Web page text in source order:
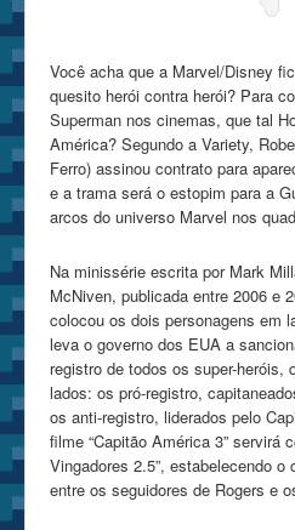
Você acha que a Marvel/Disney
quesito herói contra herói? Para
Superman nos cinemas, que tal
América? Segundo a Variety,
Ferro) assinou contrato para
e a trama será o estopim para a
arcos do universo Marvel nos
Na minissérie escrita por Mark
McNiven, publicada entre 2006 e
colocou os dois personagens em
leva o governo dos EUA a
registro de todos os super-heróis,
lados: os pró-registro,
os anti-registro, liderados pelo
filme “Capitão América 3” servirá
Vingadores 2.5”, estabelecendo o
entre os seguidores de Rogers e